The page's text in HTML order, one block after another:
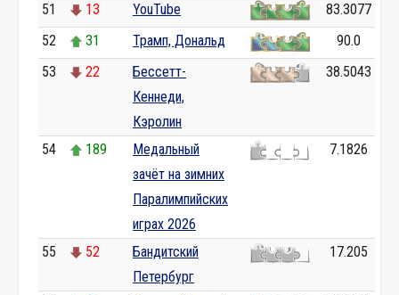
51 13 YouTube
83.3077
52
31 Трамп, Дональд
90.0
53
22
Бессетт-
Кеннеди,
Кэролин
38.5043
54 189
Медальный
зачёт на зимних
Паралимпийских
играх 2026
7.1826
55 52
Бандитский
Петербург
17.205